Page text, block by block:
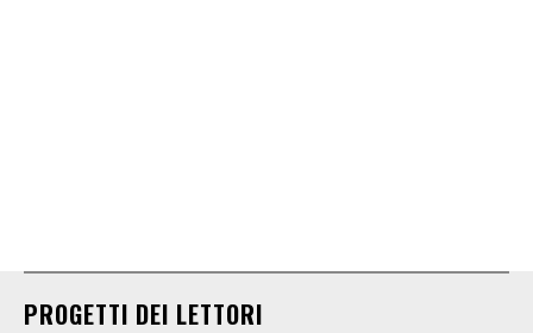
PROGETTI DEI LETTORI